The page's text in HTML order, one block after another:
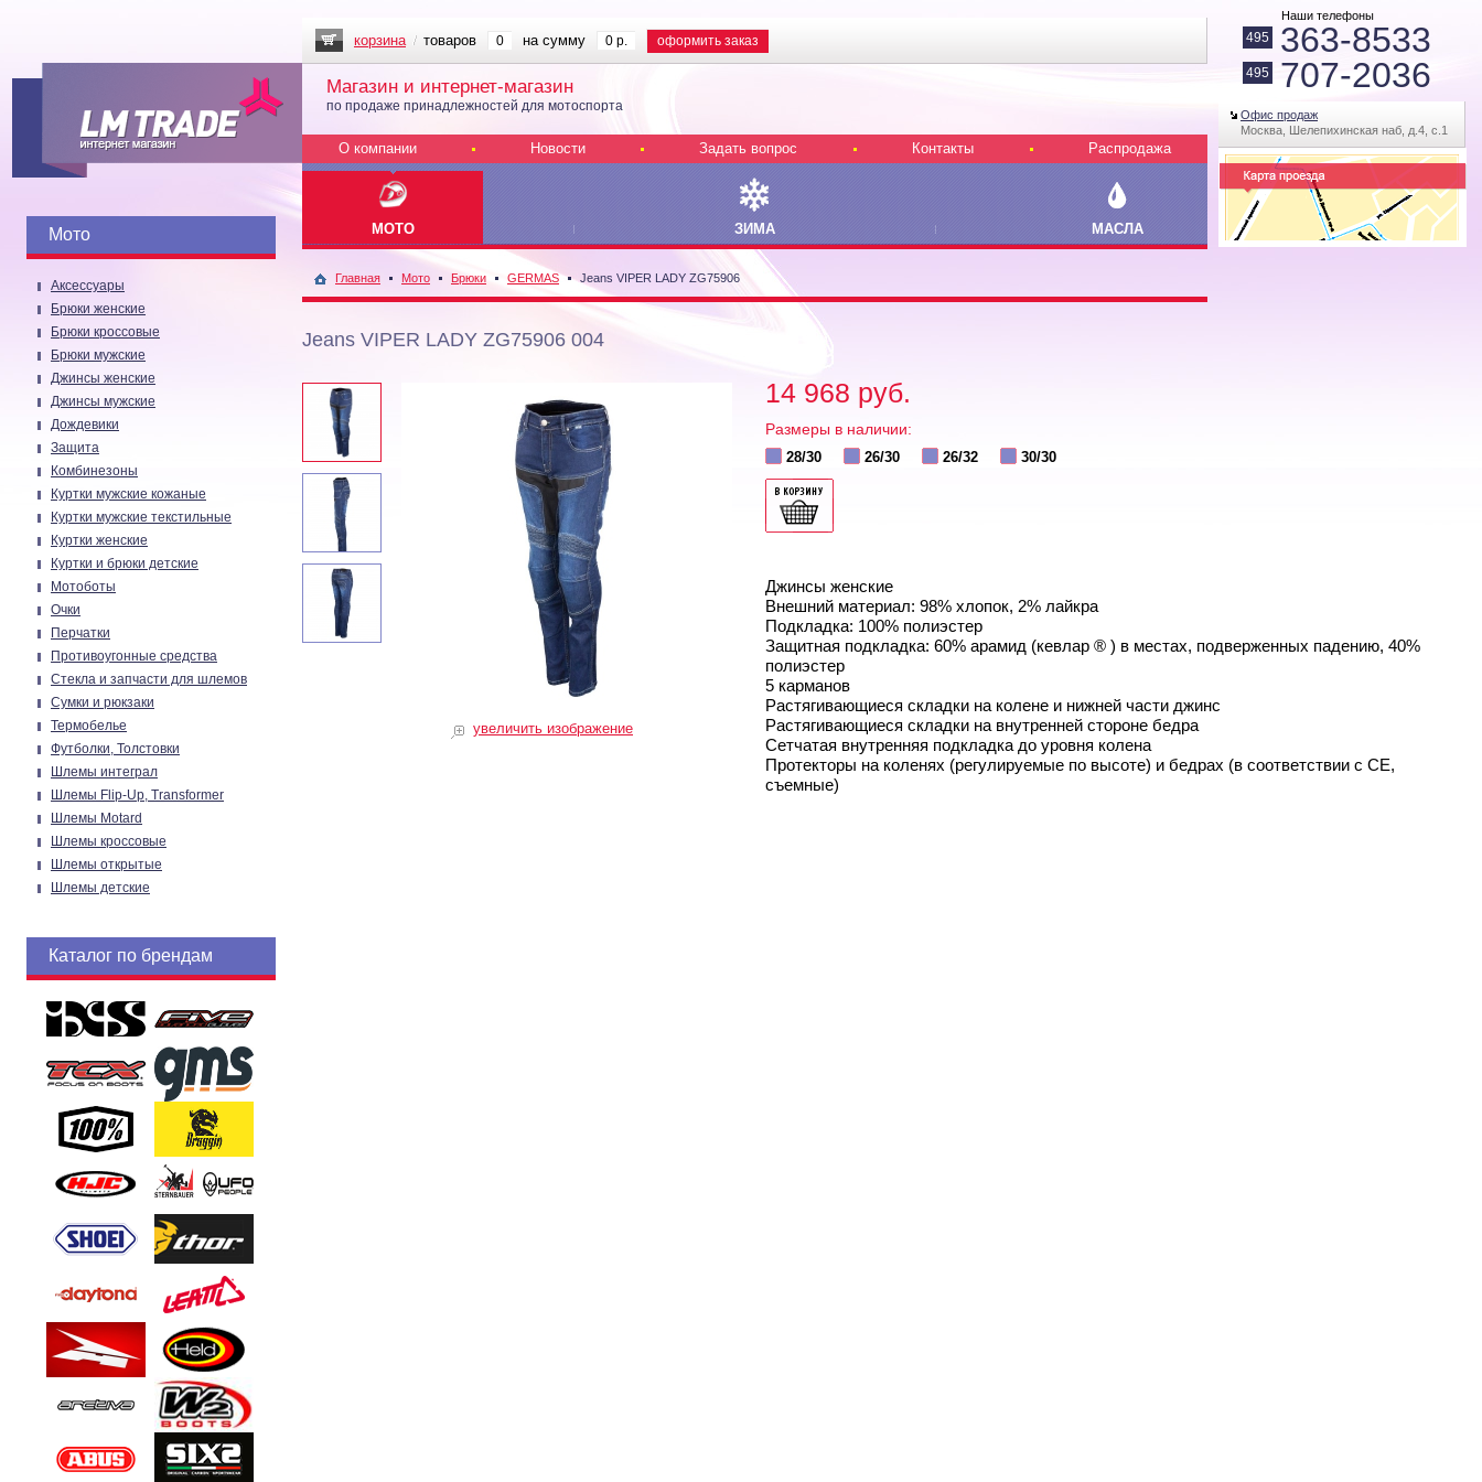
Мото
Аксессуары
Брюки женские
Брюки кроссовые
Брюки мужские
Джинсы женские
Джинсы мужские
Дождевики
Защита
Комбинезоны
Куртки мужские кожаные
Куртки мужские текстильные
Куртки женские
Куртки и брюки детские
Мотоботы
Очки
Перчатки
Противоугонные средства
Стекла и запчасти для шлемов
Сумки и рюкзаки
Термобелье
Футболки, Толстовки
Шлемы интеграл
Шлемы Flip-Up, Transformer
Шлемы Motard
Шлемы кроссовые
Шлемы открытые
Шлемы детские
Каталог по брендам
Наши телефоны
495 363-8533
495 707-2036
Офис продаж
Москва, Шелепихинская наб, д.4, с.1
корзина товаров 0 на сумму 0 р. оформить заказ
Магазин и интернет-магазин
по продаже принадлежностей для мотоспорта
О компании Новости Задать вопрос Контакты Распродажа
МОТО ЗИМА МАСЛА
Главная Мото Брюки GERMAS Jeans VIPER LADY ZG75906
Jeans VIPER LADY ZG75906 004
увеличить изображение
14 968 руб.
Размеры в наличии:
28/30 26/30 26/32 30/30
Джинсы женские
Внешний материал: 98% хлопок, 2% лайкра
Подкладка: 100% полиэстер
Защитная подкладка: 60% арамид (кевлар ® ) в местах, подверженных падению, 40%
полиэстер
5 карманов
Растягивающиеся складки на колене и нижней части джинс
Растягивающиеся складки на внутренней стороне бедра
Сетчатая внутренняя подкладка до уровня колена
Протекторы на коленях (регулируемые по высоте) и бедрах (в соответствии с CE,
съемные)